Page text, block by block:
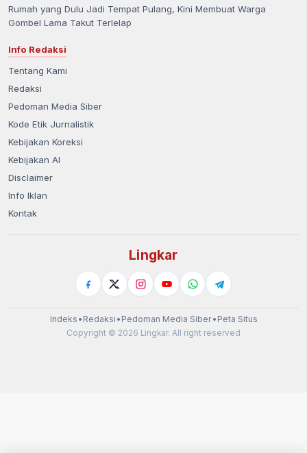
Rumah yang Dulu Jadi Tempat Pulang, Kini Membuat Warga
Gombel Lama Takut Terlelap
Info Redaksi
Tentang Kami
Redaksi
Pedoman Media Siber
Kode Etik Jurnalistik
Kebijakan Koreksi
Kebijakan AI
Disclaimer
Info Iklan
Kontak
Lingkar
Indeks • Redaksi • Pedoman Media Siber• Peta Situs
Copyright © 2026 Lingkar. All right reserved